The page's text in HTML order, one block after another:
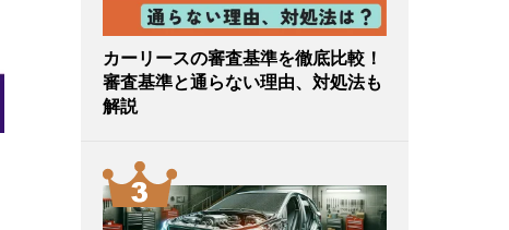
カーリースの審査基準を徹底比較！
審査基準と通らない理由、対処法も
解説